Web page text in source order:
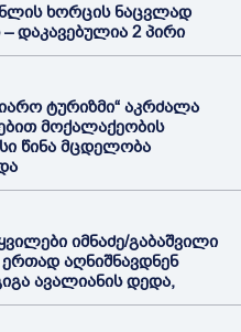
ხორცის ნაცვლად
დაკავებულია 2 პირი
ტურიზმი“ აკრძალა
მოქალაქეობის
წინა მცდელობა
იმნაძე/გაბაშვილი
აღნიშნავდნენ
ავალიანის დედა,